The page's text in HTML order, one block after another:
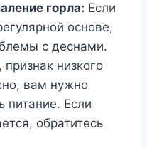
горла: Если
основе,
с деснами.
низкого
вам нужно
питание. Если
обратитесь